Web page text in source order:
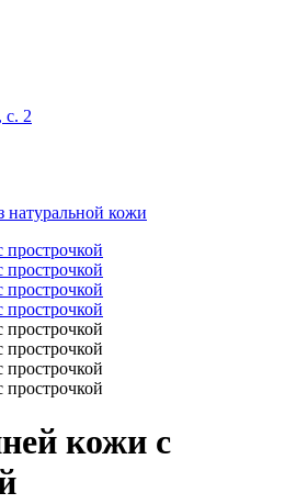
с. 2
натуральной кожи
кожи с